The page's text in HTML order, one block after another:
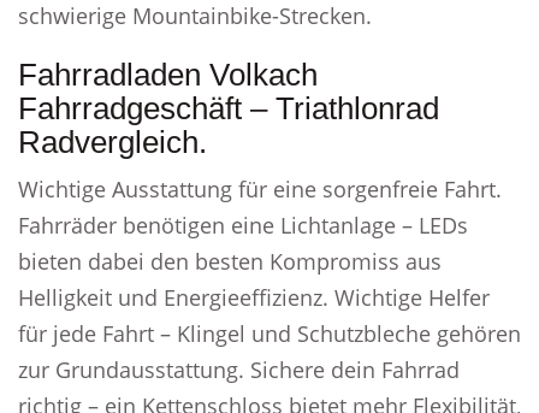
schwierige Mountainbike-Strecken.
Fahrradladen Volkach
Fahrradgeschäft – Triathlonrad
Radvergleich.
Wichtige Ausstattung für eine sorgenfreie Fahrt.
Fahrräder benötigen eine Lichtanlage – LEDs
bieten dabei den besten Kompromiss aus
Helligkeit und Energieeffizienz. Wichtige Helfer
für jede Fahrt – Klingel und Schutzbleche gehören
zur Grundausstattung. Sichere dein Fahrrad
richtig – ein Kettenschloss bietet mehr Flexibilität,